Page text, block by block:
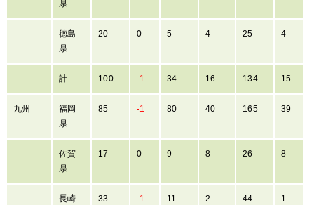
県
徳島
県
20 0 5 4 25 4
計 100 -1 34 16 134 15
九州
福岡
県
85 -1 80 40 165 39
佐賀
県
17 0 9 8 26 8
長崎
33 -1 11 2 44 1